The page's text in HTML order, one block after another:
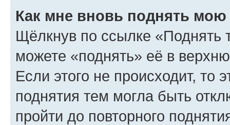
Как мне вновь поднять мою
Щёлкнув по ссылке «Поднять
можете «поднять» её в
Если этого не происходит, то
поднятия тем могла быть
пройти до повторного